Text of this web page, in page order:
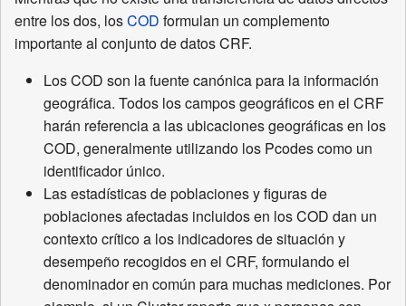
entre los dos, losCOD formulan un complemento
importante al conjunto de datos CRF.
Los COD son la fuente canónica para la información
geográfica. Todos los campos geográficos en el CRF
harán referencia a las ubicaciones geográficas en los
COD, generalmente utilizando los Pcodes como un
identificador único.
Las estadísticas de poblaciones y figuras de
poblaciones afectadas incluidos en los COD dan un
contexto crítico a los indicadores de situación y
desempeño recogidos en el CRF, formulando el
denominador en común para muchas mediciones. Por